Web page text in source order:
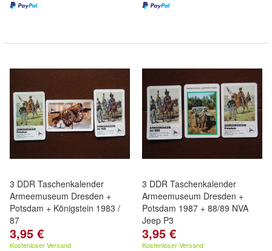
3 DDR Taschenkalender
Armeemuseum Dresden +
Potsdam + Königstein 1983 /
87
3,95 €
Kostenloser Versand
3 DDR Taschenkalender
Armeemuseum Dresden +
Potsdam 1987 + 88/89 NVA
Jeep P3
3,95 €
Kostenloser Versand